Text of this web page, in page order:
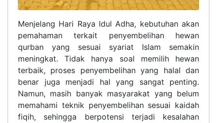
Menjelang Hari Raya Idul Adha, kebutuhan akan
pemahaman terkait penyembelihan hewan
qurban yang sesuai syariat Islam semakin
meningkat. Tidak hanya soal memilih hewan
terbaik, proses penyembelihan yang halal dan
benar juga menjadi hal yang sangat penting.
Namun, masih banyak masyarakat yang belum
memahami teknik penyembelihan sesuai kaidah
fiqih, sehingga berpotensi terjadi kesalahan